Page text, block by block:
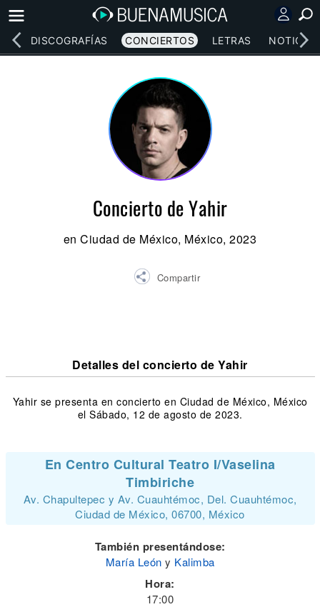
DISCOGRAFÍAS CONCIERTOS LETRAS NOTICIAS
Concierto de Yahir
en Ciudad de México, México, 2023
Compartir
Detalles del concierto de Yahir
Yahir se presenta en concierto en Ciudad de México, México
el Sábado, 12 de agosto de 2023.
En Centro Cultural Teatro I/Vaselina
Timbiriche
Av. Chapultepec y Av. Cuauhtémoc, Del. Cuauhtémoc,
Ciudad de México, 06700, México
También presentándose:
María León y Kalimba
Hora:
17:00